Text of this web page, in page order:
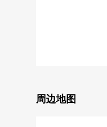
○有1822舒适的
周边地图